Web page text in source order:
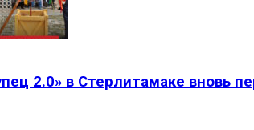
2.0» в Стерлитамаке вновь